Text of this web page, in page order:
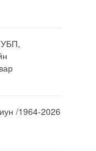
/1964-2026